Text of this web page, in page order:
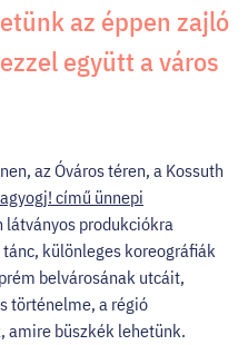
az éppen zajló
együtt a város
az Óváros téren, a Kossuth
című ünnepi
produkciókra
különleges koreográfiák
belvárosának utcáit,
történelme, a régió
amire büszkék lehetünk.